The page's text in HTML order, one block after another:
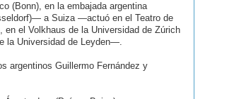
(Bonn), en la embajada argentina
a Suiza ―actuó en el Teatro de
en el Volkhaus de la Universidad de Zúrich
la Universidad de Leyden―.
argentinos Guillermo Fernández y